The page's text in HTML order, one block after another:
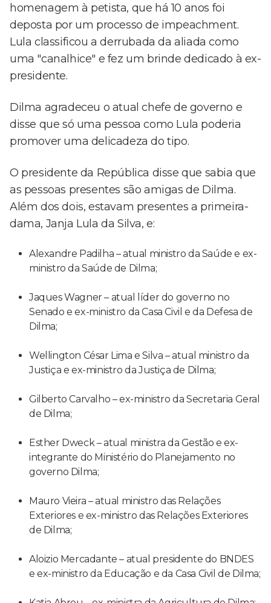
homenagem à petista, que há 10 anos foi
deposta por um processo de impeachment.
Lula classificou a derrubada da aliada como
uma "canalhice" e fez um brinde dedicado à ex-
presidente.
Dilma agradeceu o atual chefe de governo e
disse que só uma pessoa como Lula poderia
promover uma delicadeza do tipo.
O presidente da República disse que sabia que
as pessoas presentes são amigas de Dilma.
Além dos dois, estavam presentes a primeira-
dama, Janja Lula da Silva, e:
Alexandre Padilha – atual ministro da Saúde e ex-
ministro da Saúde de Dilma;
Jaques Wagner – atual líder do governo no
Senado e ex-ministro da Casa Civil e da Defesa de
Dilma;
Wellington César Lima e Silva – atual ministro da
Justiça e ex-ministro da Justiça de Dilma;
Gilberto Carvalho – ex-ministro da Secretaria Geral
de Dilma;
Esther Dweck – atual ministra da Gestão e ex-
integrante do Ministério do Planejamento no
governo Dilma;
Mauro Vieira – atual ministro das Relações
Exteriores e ex-ministro das Relações Exteriores
de Dilma;
Aloizio Mercadante – atual presidente do BNDES
e ex-ministro da Educação e da Casa Civil de Dilma;